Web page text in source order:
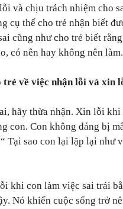
và chịu trách nhiệm cho
cụ thể cho trẻ nhận biết
cũng như cho trẻ biết
có nên hay không nên làm.
trẻ về việc nhận lỗi và xin
hãy thừa nhận. Xin lỗi khi
con. Con không đáng bị
Tại sao con lại lặp lại như
khi con làm việc sai trái
Nó khiến cuộc sống trở